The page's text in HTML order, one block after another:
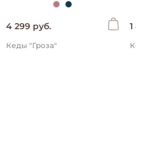
4 299 руб.
Кеды "Гроза"
1